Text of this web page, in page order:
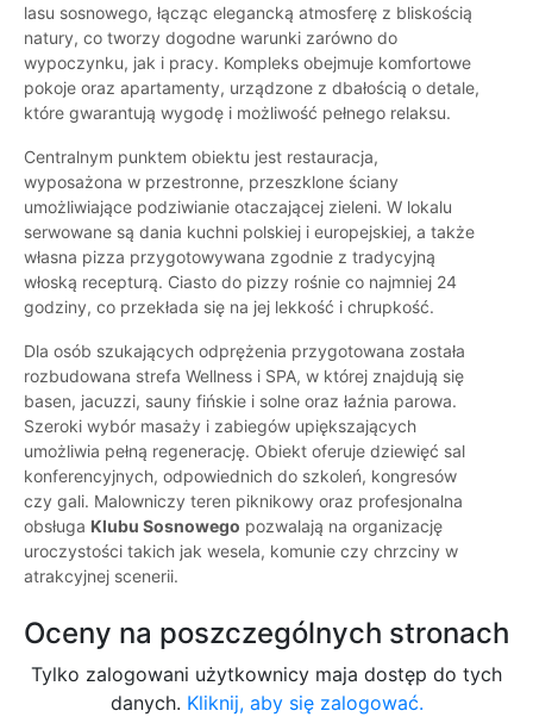
lasu sosnowego, łącząc elegancką atmosferę z bliskością
natury, co tworzy dogodne warunki zarówno do
wypoczynku, jak i pracy. Kompleks obejmuje komfortowe
pokoje oraz apartamenty, urządzone z dbałością o detale,
które gwarantują wygodę i możliwość pełnego relaksu.
Centralnym punktem obiektu jest restauracja,
wyposażona w przestronne, przeszklone ściany
umożliwiające podziwianie otaczającej zieleni. W lokalu
serwowane są dania kuchni polskiej i europejskiej, a także
własna pizza przygotowywana zgodnie z tradycyjną
włoską recepturą. Ciasto do pizzy rośnie co najmniej 24
godziny, co przekłada się na jej lekkość i chrupkość.
Dla osób szukających odprężenia przygotowana została
rozbudowana strefa Wellness i SPA, w której znajdują się
basen, jacuzzi, sauny fińskie i solne oraz łaźnia parowa.
Szeroki wybór masaży i zabiegów upiększających
umożliwia pełną regenerację. Obiekt oferuje dziewięć sal
konferencyjnych, odpowiednich do szkoleń, kongresów
czy gali. Malowniczy teren piknikowy oraz profesjonalna
obsługa Klubu Sosnowego pozwalają na organizację
uroczystości takich jak wesela, komunie czy chrzciny w
atrakcyjnej scenerii.
Oceny na poszczególnych stronach
Tylko zalogowani użytkownicy maja dostęp do tych
danych. Kliknij, aby się zalogować.